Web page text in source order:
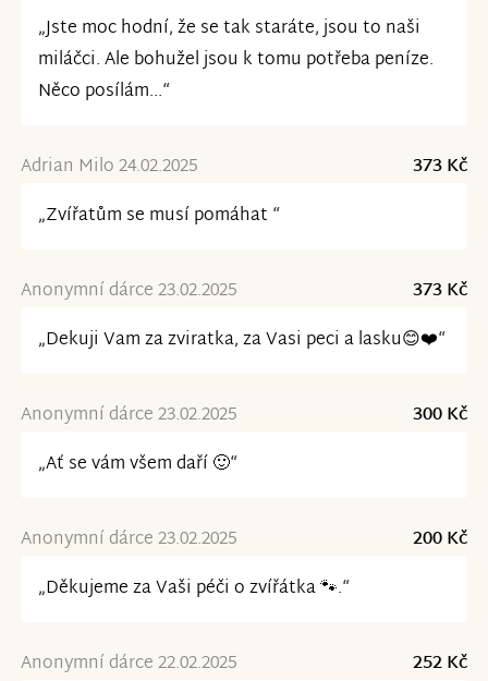
„Jste moc hodní, že se tak staráte, jsou to naši
miláčci. Ale bohužel jsou k tomu potřeba peníze.
Něco posílám...“
Adrian Milo 24.02.2025
373 Kč
„Zvířatům se musí pomáhat “
Anonymní dárce 23.02.2025
373 Kč
„Dekuji Vam za zviratka, za Vasi peci a lasku😊❤️“
Anonymní dárce 23.02.2025
300 Kč
„Ať se vám všem daří 🙂“
Anonymní dárce 23.02.2025
200 Kč
„Děkujeme za Vaši péči o zvířátka 🐾.“
Anonymní dárce 22.02.2025
252 Kč